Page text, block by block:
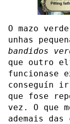
O mazo
unhas
bandidos
que outro
funcionase
conseguín
que fose
vez. O que
ademais